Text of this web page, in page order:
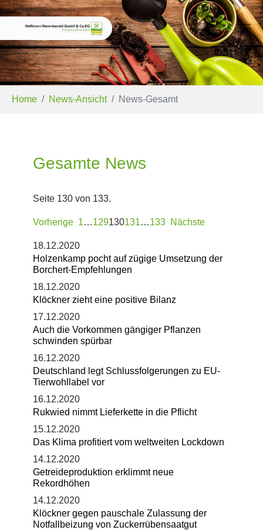
Skip to main content
Home News-Ansicht News-Gesamt
Gesamte News
Seite 130 von 133.
Vorherige 1…129130131…133 Nächste
18.12.2020
Holzenkamp pocht auf zügige Umsetzung der
Borchert-Empfehlungen
18.12.2020
Klöckner zieht eine positive Bilanz
17.12.2020
Auch die Vorkommen gängiger Pflanzen
schwinden spürbar
16.12.2020
Deutschland legt Schlussfolgerungen zu EU-
Tierwohllabel vor
16.12.2020
Rukwied nimmt Lieferkette in die Pflicht
15.12.2020
Das Klima profitiert vom weltweiten Lockdown
14.12.2020
Getreideproduktion erklimmt neue
Rekordhöhen
14.12.2020
Klöckner gegen pauschale Zulassung der
Notfallbeizung von Zuckerrübensaatgut